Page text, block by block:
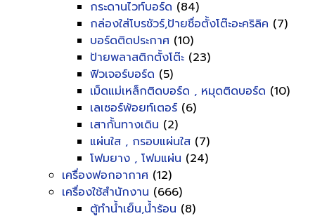
กระดานไวท์บอร์ด (84)
กล่องใส่โบรชัวร์,ป้ายชื่อตั้งโต๊ะอะคริลิค (7)
บอร์ดติดประกาศ (10)
ป้ายพลาสติกตั้งโต๊ะ (23)
ฟิวเจอร์บอร์ด (5)
เม็ดแม่เหล็กติดบอร์ด , หมุดติดบอร์ด (10)
เลเซอร์พ้อยท์เตอร์ (6)
เสากั้นทางเดิน (2)
แผ่นใส , กรอบแผ่นใส (7)
โฟมยาง , โฟมแผ่น (24)
เครื่องฟอกอากาศ (12)
เครื่องใช้สำนักงาน (666)
ตู้ทำน้ำเย็น,น้ำร้อน (8)